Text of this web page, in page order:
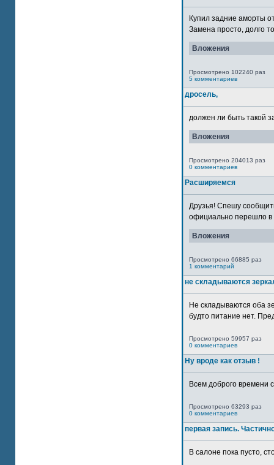
Купил задние аморты
Замена просто, долго
Вложения
Просмотрено 102240 раз
5 комментариев
дросель,
должен ли быть такой
Вложения
Просмотрено 204013 раз
0 комментариев
Расширяемся
Друзья! Спешу
официально перешло в
Вложения
Просмотрено 66885 раз
1 комментарий
не складываются
Не складываются оба
будто питание нет.
Просмотрено 59957 раз
0 комментариев
Ну вроде как отзыв !
Всем доброго времени
Просмотрено 63293 раз
0 комментариев
первая запись.
В салоне пока пусто,